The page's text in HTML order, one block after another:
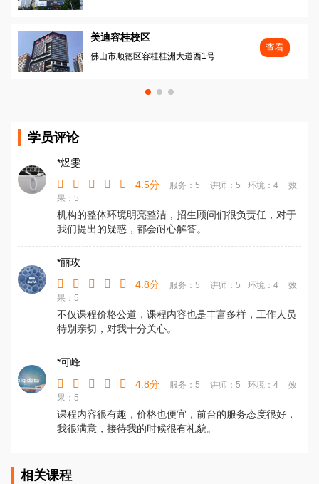
美迪容桂校区
佛山市顺徳区容桂桂洲大道西1号
查看
学员评论
*煜雯
4.5分
服务：5 讲师：5 环境：4
效
果：5
机构的整体环境明亮整洁，招生顾问们很负责任，对于
我们提出的疑惑，都会耐心解答。
*丽玫
4.8分
服务：5 讲师：5 环境：4
效
果：5
不仅课程价格公道，课程内容也是丰富多样，工作人员
特别亲切，对我十分关心。
*可峰
4.8分
服务：5 讲师：5 环境：4
效
果：5
课程内容很有趣，价格也便宜，前台的服务态度很好，
我很满意，接待我的时候很有礼貌。
相关课程